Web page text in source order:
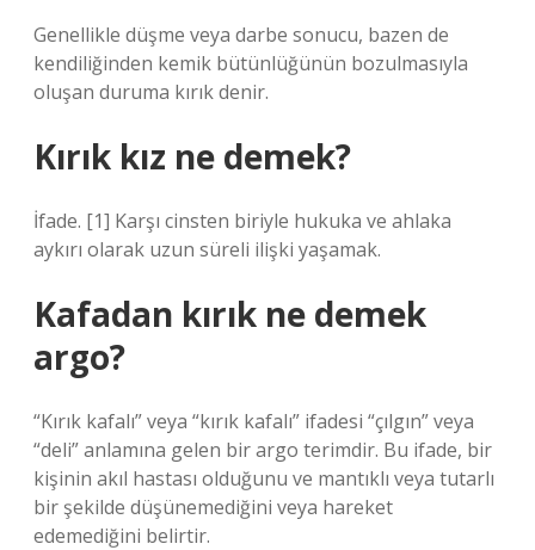
Genellikle düşme veya darbe sonucu, bazen de
kendiliğinden kemik bütünlüğünün bozulmasıyla
oluşan duruma kırık denir.
Kırık kız ne demek?
İfade. [1] Karşı cinsten biriyle hukuka ve ahlaka
aykırı olarak uzun süreli ilişki yaşamak.
Kafadan kırık ne demek
argo?
“Kırık kafalı” veya “kırık kafalı” ifadesi “çılgın” veya
“deli” anlamına gelen bir argo terimdir. Bu ifade, bir
kişinin akıl hastası olduğunu ve mantıklı veya tutarlı
bir şekilde düşünemediğini veya hareket
edemediğini belirtir.